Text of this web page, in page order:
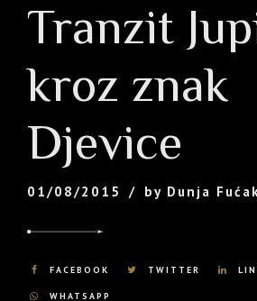
Tranzit
kroz znak
Djevice
01/08/2015 by Dunja
FACEBOOK TWITTER
WHATSAPP